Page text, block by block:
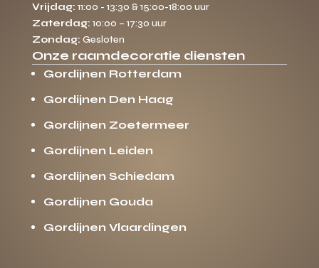
Vrijdag: 11:00 - 13:30 & 15:00-18:00 uur
Zaterdag: 10:00 – 17:30 uur
Zondag: Gesloten
Onze raamdecoratie diensten
Gordijnen Rotterdam
Gordijnen Den Haag
Gordijnen Zoetermeer
Gordijnen Leiden
Gordijnen Schiedam
Gordijnen Gouda
Gordijnen Vlaardingen